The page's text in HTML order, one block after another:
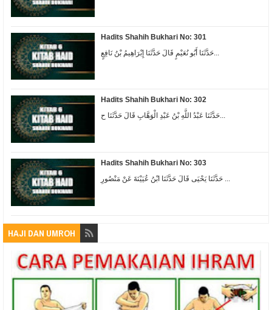
Hadits Shahih Bukhari No: 301
Hadits Shahih Bukhari No: 302
حَدَّثَنَا عَبْدُ اللَّهِ بْنُ عَبْدِ الْوَهَّابِ قَالَ حَدَّثَنَا ح...
Hadits Shahih Bukhari No: 303
حَدَّثَنَا يَحْيَى قَالَ حَدَّثَنَا ابْنُ عُيَيْنَةَ عَنْ مَنْصُورِ ...
HAJI DAN UMROH